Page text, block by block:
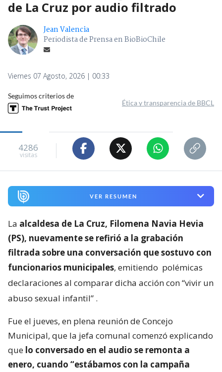
de La Cruz por audio filtrado
Jean Valencia
Periodista de Prensa en BioBioChile
Viernes 07 Agosto, 2026 | 00:33
Seguimos criterios de
Ética y transparencia de BBCL
4286
visitas
VER RESUMEN
La alcaldesa de La Cruz, Filomena Navia Hevia
(PS), nuevamente se refirió a la grabación
filtrada sobre una conversación que sostuvo con
funcionarios municipales, emitiendo polémicas
declaraciones al comparar dicha acción con “vivir un
abuso sexual infantil” .
Fue el jueves, en plena reunión de Concejo
Municipal, que la jefa comunal comenzó explicando
que lo conversado en el audio se remonta a
enero, cuando “estábamos con la campaña